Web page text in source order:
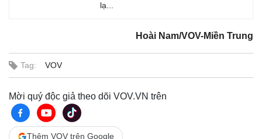
lạ...
Hoài Nam/VOV-Miền Trung
Tag: VOV
Mời quý độc giả theo dõi VOV.VN trên
Thêm VOV trên Google